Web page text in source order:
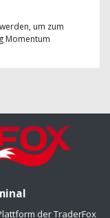
um zum
Momentum
der TraderFox